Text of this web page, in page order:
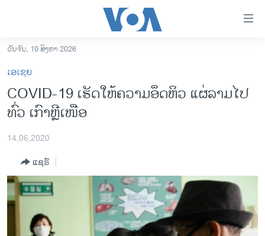
ເຂົ້າ
ຫາ
ຂ້າມ
ຂ້າມ
ຫາ
ອາເມຣິກາ
ການເລືອກຕັ້ງ ປະທານາທີບໍດີ ສະຫະລັດ 2024
ຂ່າວ​ຈີນ
ໂລກ
ເອເຊຍ
ອິດສະຫຼະພາບດ້ານການຂ່າວ
ຊີວິດຊາວລາວ
ວັນຈັນ, 10 ສິງຫາ 2026
ເອເຊຍ
COVID-19 ເຮັດໃຫ້ຄວາມອຶດຫິວ ແຜ່ລາມໄປ
ທົ່ວ ເກົາຫຼີເໜືອ
14,06,2020
ແຊຣ໌